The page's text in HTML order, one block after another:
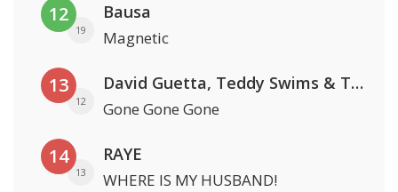
12
19
Bausa
Magnetic
13
12
David Guetta, Teddy Swims & Tones And I
Gone Gone Gone
14
13
RAYE
WHERE IS MY HUSBAND!